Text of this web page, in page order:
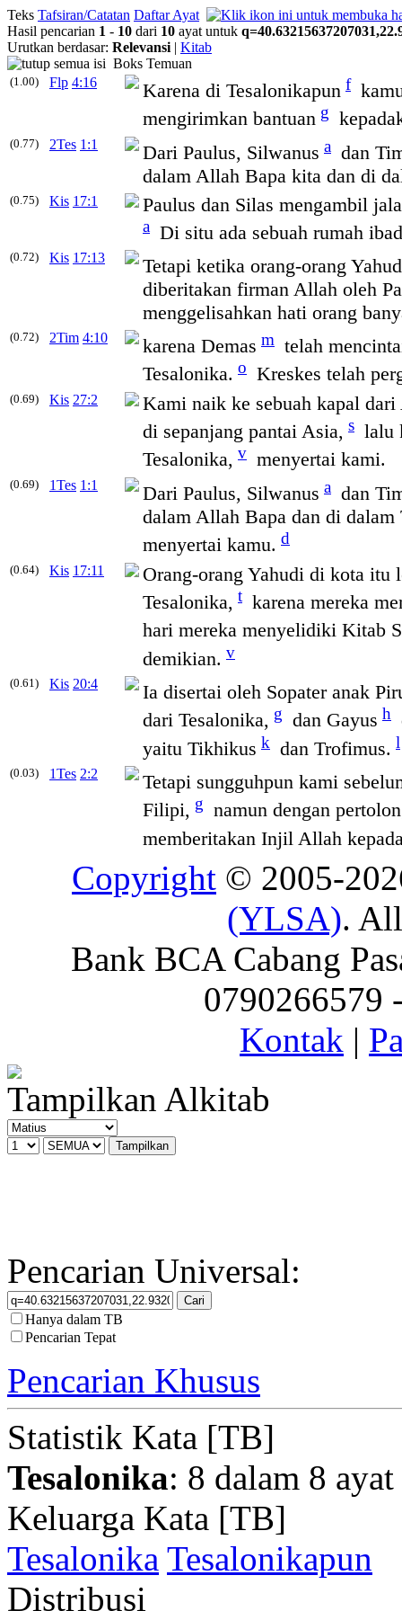
Teks Tafsiran/Catatan Daftar Ayat
Hasil pencarian 1 - 10 dari 10 ayat untuk q=40.63215637207031,22.
Urutkan berdasar: Relevansi | Kitab
Boks Temuan
(1.00) Flp 4:16 Karena di Tesalonikapun f
mengirimkan bantuan g
(0.77) 2Tes 1:1 Dari Paulus, Silwanus a dan
dalam Allah Bapa kita dan di
(0.75) Kis 17:1 Paulus dan Silas mengambil
a Di situ ada sebuah rumah
(0.72) Kis 17:13
Tetapi ketika orang-orang
diberitakan firman Allah oleh
menggelisahkan hati orang
(0.72) 2Tim 4:10 karena Demas m telah
Tesalonika. o Kreskes telah
(0.69) Kis 27:2
Kami naik ke sebuah kapal
di sepanjang pantai Asia, s lalu
Tesalonika, v menyertai kami.
(0.69) 1Tes 1:1 Dari Paulus, Silwanus a dan
dalam Allah Bapa dan di dalam
menyertai kamu. d
(0.64) Kis 17:11
Orang-orang Yahudi di kota itu
Tesalonika, t karena mereka
hari mereka menyelidiki Kitab
demikian. v
(0.61) Kis 20:4
Ia disertai oleh Sopater anak
dari Tesalonika, g dan Gayus h
yaitu Tikhikus k dan Trofimus. l
(0.03) 1Tes 2:2
Tetapi sungguhpun kami
Filipi, g namun dengan
memberitakan Injil Allah
Copyright © 2005-
(YLSA).
Bank BCA Cabang
0790266579
Kontak |
Tampilkan Alkitab
Pencarian Universal:
Hanya dalam TB
Pencarian Tepat
Pencarian Khusus
Statistik Kata [TB]
Tesalonika: 8 dalam 8 ayat
Keluarga Kata [TB]
Tesalonika Tesalonikapun
Distribusi